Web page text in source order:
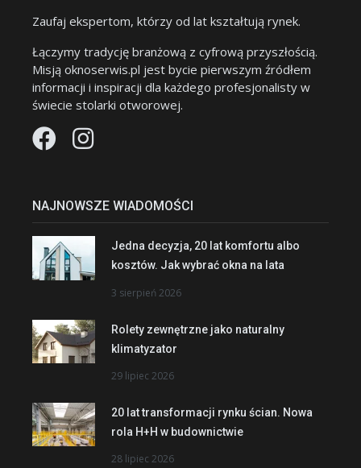
Zaufaj ekspertom, którzy od lat kształtują rynek.
Łączymy tradycję branżową z cyfrową przyszłością.
Misją oknoserwis.pl jest bycie pierwszym źródłem
informacji i inspiracji dla każdego profesjonalisty w
świecie stolarki otworowej.
NAJNOWSZE WIADOMOŚCI
Jedna decyzja, 20 lat komfortu albo
kosztów. Jak wybrać okna na lata
3 sierpień 2026
Rolety zewnętrzne jako naturalny
klimatyzator
29 lipiec 2026
20 lat transformacji rynku ścian. Nowa
rola H+H w budownictwie
28 lipiec 2026